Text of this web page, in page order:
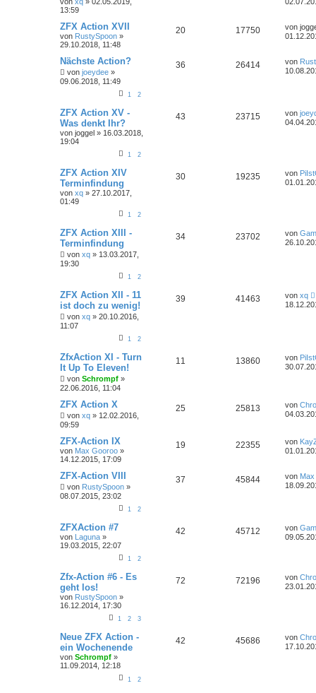
13:59
ZFX Action XVII
von RustySpoon »
29.10.2018, 11:48
20 17750 von
Nächste Action?
von joeydee »
09.06.2018, 11:49
1 2
36 26414 von
ZFX Action XV -
Was denkt Ihr?
von joggel » 16.03.2018,
19:04
1 2
43 23715 von
ZFX Action XIV
Terminfindung
von xq » 27.10.2017,
01:49
1 2
30 19235 von
ZFX Action XIII -
Terminfindung
von xq » 13.03.2017,
19:30
1 2
34 23702 von
ZFX Action XII - 11
ist doch zu wenig!
von xq » 20.10.2016,
11:07
1 2
39 41463 von xq
ZfxAction XI - Turn
It Up To Eleven!
von Schrompf »
22.06.2016, 11:04
11 13860 von
ZFX Action X
von xq » 12.02.2016,
09:59
25 25813 von
ZFX-Action IX
von Max Gooroo »
14.12.2015, 17:09
19 22355 von
ZFX-Action VIII
von RustySpoon »
08.07.2015, 23:02
1 2
37 45844 von
ZFXAction #7
von Laguna »
19.03.2015, 22:07
1 2
42 45712 von
Zfx-Action #6 - Es
geht los!
von RustySpoon »
16.12.2014, 17:30
1 2 3
72 72196 von
Neue ZFX Action -
ein Wochenende
von Schrompf »
11.09.2014, 12:18
1 2
42 45686 von